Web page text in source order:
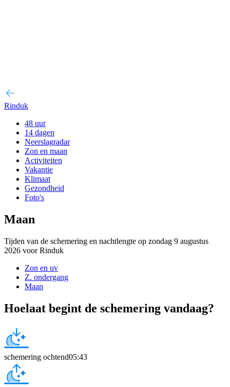
Rinduk
48 uur
14 dagen
Neerslagradar
Zon en maan
Activiteiten
Vakantie
Klimaat
Gezondheid
Foto's
Maan
Tijden van de schemering en nachtlengte op zondag 9 augustus
2026 voor Rinduk
Zon en uv
Z. ondergang
Maan
Hoelaat begint de schemering vandaag?
schemering ochtend05:43